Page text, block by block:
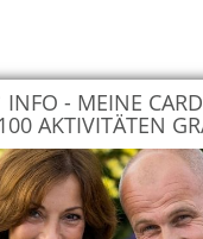
- MEINE
AKTIVITÄTEN